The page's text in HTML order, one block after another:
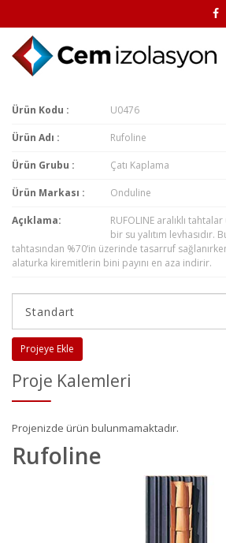
Ürün Kodu : U0476
Ürün Adı : Rufoline
Ürün Grubu : Çatı Kaplama
Ürün Markası : Onduline
Açıklama:
RUFOLINE aralıklı
bir su yalıtım levhasıdır.
tahtasından %70‘in üzerinde tasarruf
alaturka kiremitlerin bini payını en aza indirir.
Projeye Ekle
Proje Kalemleri
Projenizde ürün bulunmamaktadır.
Rufoline